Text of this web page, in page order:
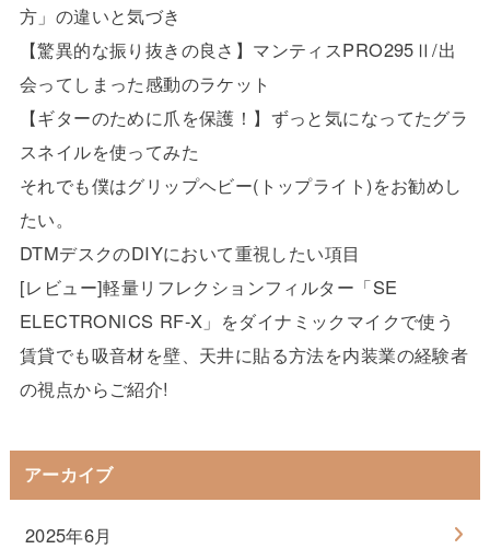
方」の違いと気づき
【驚異的な振り抜きの良さ】マンティスPRO295Ⅱ/出
会ってしまった感動のラケット
【ギターのために爪を保護！】ずっと気になってたグラ
スネイルを使ってみた
それでも僕はグリップヘビー(トップライト)をお勧めし
たい。
DTMデスクのDIYにおいて重視したい項目
[レビュー]軽量リフレクションフィルター「SE
ELECTRONICS RF-X」をダイナミックマイクで使う
賃貸でも吸音材を壁、天井に貼る方法を内装業の経験者
の視点からご紹介!
アーカイブ
2025年6月